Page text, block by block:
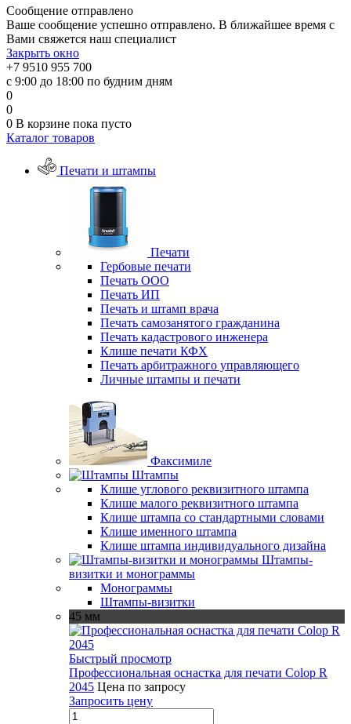
Сообщение отправлено
Ваше сообщение успешно отправлено. В ближайшее время с
Вами свяжется наш специалист
Закрыть окно
+7 9510 955 700
с 9:00 до 18:00 по будним дням
0
0
0 В корзине пока пусто
Каталог товаров
Печати и штампы
Печати
Гербовые печати
Печать ООО
Печать ИП
Печать и штамп врача
Печать самозанятого гражданина
Печать кадастрового инженера
Клише печати КФХ
Печать арбитражного управляющего
Личные штампы и печати
Факсимиле
Штампы
Клише углового реквизитного штампа
Клише малого реквизитного штампа
Клише штампа со стандартными словами
Клише именного штампа
Клише штампа индивидуального дизайна
Штампы-
визитки и монограммы
Монограммы
Штампы-визитки
45 мм
Быстрый просмотр
Профессиональная оснастка для печати Colop R
2045 Цена по запросу
Запросить цену